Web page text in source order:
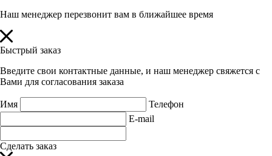
Наш менеджер перезвонит вам в ближайшее время
Быстрый заказ
Введите свои контактные данные, и наш менеджер свяжется с
Вами для согласования заказа
Имя
Телефон
E-mail
Сделать заказ